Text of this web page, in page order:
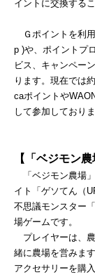
イントに交換する
Ｇポイントを利
p )や、ポイントプ
ビス、キャンペー
ります。現在では
caポイントや
して参加しておりま
【「ベジモン
「ベジモン農場
イト「ゲソてん（
不思議モンスター
場ゲームです。
プレイヤーは、
緒に農場を営みま
アクセサリーを購